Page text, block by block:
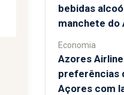
bebidas
manchete do
Economia
Azores
preferências
Açores com